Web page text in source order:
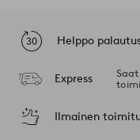
Helppo
Express
Ilmainen